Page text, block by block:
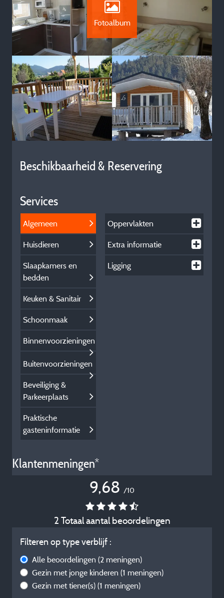
Fotoalbum
Beschikbaarheid & Reservering
Services
Algemeen
Huisdieren
Slaapkamers en
bedden
Keuken & Sanitair
Schoonmaak
Binnenvoorzieningen
Buitenvoorzieningen
Beveiliging &
Parkeerplaats
Praktische
gasteninformatie
Oppervlakten
Extra informatie
Ligging
Klantenmeningen*
9,68 /10
2 Totaal aantal beoordelingen
Filteren op type verblijf :
Alle beoordelingen (2 meningen)
Gezin met jonge kinderen (1 meningen)
Gezin met tiener(s) (1 meningen)